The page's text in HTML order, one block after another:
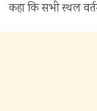
कहा कि सभी स्थल